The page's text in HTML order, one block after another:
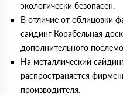
экологически безопасен.
В отличие от облицовки
сайдинг Корабельная
дополнительного
На металлический
распространяется
производителя.